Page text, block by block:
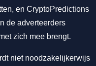
en CryptoPredictions
de adverteerders
zich mee brengt.
niet noodzakelijkerwijs